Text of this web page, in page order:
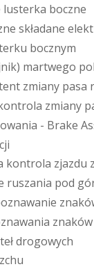
lusterka boczne
ne składane elekt
erku bocznym
nik) martwego pol
ent zmiany pasa r
ontrola zmiany p
owania - Brake As
cji
kontrola zjazdu z
ruszania pod gó
oznawanie znakó
znawania znaków
tełdrogowych
zchu